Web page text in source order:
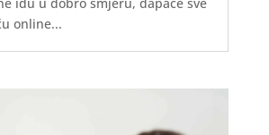
online...